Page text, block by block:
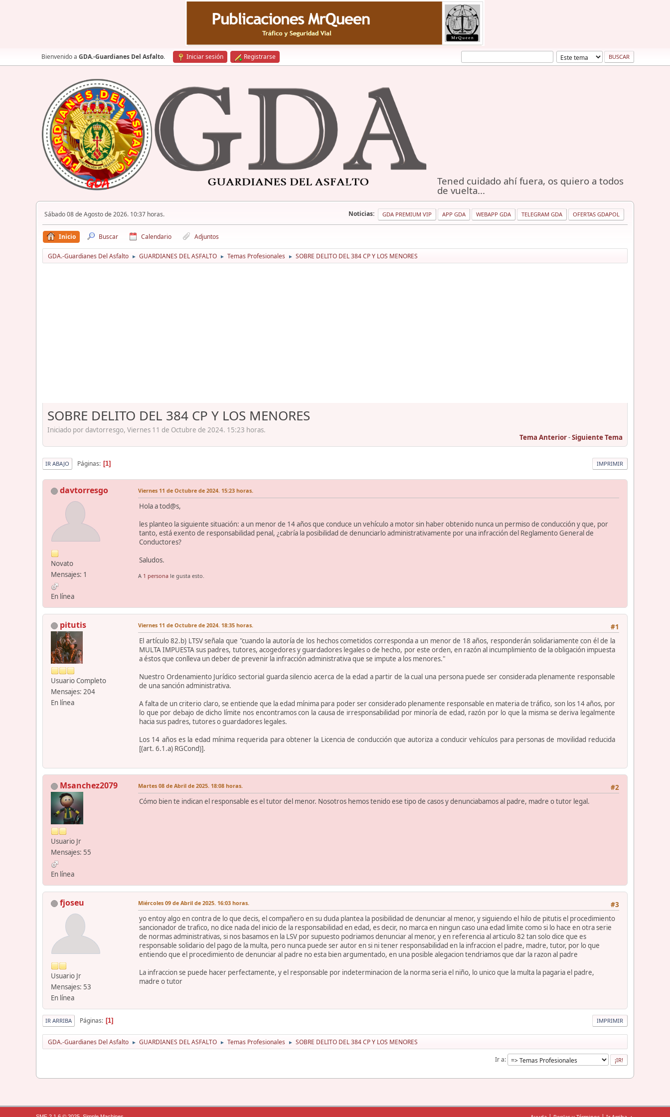
Bienvenido a GDA.-Guardianes Del Asfalto. Iniciar sesión Registrarse
Tened cuidado ahí fuera, os quiero a todos
de vuelta...
Sábado 08 de Agosto de 2026. 10:37 horas. Noticias: GDA PREMIUM VIP APP GDA WEBAPP GDA TELEGRAM GDA OFERTAS GDAPOL
Inicio Buscar Calendario Adjuntos
GDA.-Guardianes Del Asfalto ► GUARDIANES DEL ASFALTO ► Temas Profesionales ► SOBRE DELITO DEL 384 CP Y LOS MENORES
SOBRE DELITO DEL 384 CP Y LOS MENORES
Iniciado por davtorresgo, Viernes 11 de Octubre de 2024. 15:23 horas.
Tema Anterior-Siguiente Tema
IMPRIMIR
IR ABAJO Páginas 1
davtorresgo
Novato
Mensajes: 1
En línea
Viernes 11 de Octubre de 2024. 15:23 horas.
Hola a tod@s,
les planteo la siguiente situación: a un menor de 14 años que conduce un vehículo a motor sin haber obtenido nunca un permiso de conducción y que, por
tanto, está exento de responsabilidad penal, ¿cabría la posibilidad de denunciarlo administrativamente por una infracción del Reglamento General de
Conductores?
Saludos.
A 1 persona le gusta esto.
pitutis
Usuario Completo
Mensajes: 204
En línea
#1
Viernes 11 de Octubre de 2024. 18:35 horas.
El artículo 82.b) LTSV señala que "cuando la autoría de los hechos cometidos corresponda a un menor de 18 años, responderán solidariamente con él de la
MULTA IMPUESTA sus padres, tutores, acogedores y guardadores legales o de hecho, por este orden, en razón al incumplimiento de la obligación impuesta
a éstos que conlleva un deber de prevenir la infracción administrativa que se impute a los menores."
Nuestro Ordenamiento Jurídico sectorial guarda silencio acerca de la edad a partir de la cual una persona puede ser considerada plenamente responsable
de una sanción administrativa.
A falta de un criterio claro, se entiende que la edad mínima para poder ser considerado plenamente responsable en materia de tráfico, son los 14 años, por
lo que por debajo de dicho límite nos encontramos con la causa de irresponsabilidad por minoría de edad, razón por lo que la misma se deriva legalmente
hacia sus padres, tutores o guardadores legales.
Los 14 años es la edad mínima requerida para obtener la Licencia de conducción que autoriza a conducir vehículos para personas de movilidad reducida
[(art. 6.1.a) RGCond)].
Msanchez2079
Usuario Jr
Mensajes: 55
En línea
#2
Martes 08 de Abril de 2025. 18:08 horas.
Cómo bien te indican el responsable es el tutor del menor. Nosotros hemos tenido ese tipo de casos y denunciabamos al padre, madre o tutor legal.
fjoseu
Usuario Jr
Mensajes: 53
En línea
#3
Miércoles 09 de Abril de 2025. 16:03 horas.
yo entoy algo en contra de lo que decis, el compañero en su duda plantea la posibilidad de denunciar al menor, y siguiendo el hilo de pitutis el procedimiento
sancionador de trafico, no dice nada del inicio de la responsabilidad en edad, es decir, no marca en ningun caso una edad limite como si lo hace en otra serie
de normas administrativas, si nos basamos en la LSV por supuesto podriamos denunciar al menor, y en referencia al articulo 82 tan solo dice que es
responsable solidario del pago de la multa, pero nunca puede ser autor en si ni tener responsabilidad en la infraccion el padre, madre, tutor, por lo que
entiendo que el procedimiento de denunciar al padre no esta bien argumentado, en una posible alegacion tendriamos que dar la razon al padre
La infraccion se puede hacer perfectamente, y el responsable por indeterminacion de la norma seria el niño, lo unico que la multa la pagaria el padre,
madre o tutor
IMPRIMIR
IR ARRIBA Páginas 1
GDA.-Guardianes Del Asfalto ► GUARDIANES DEL ASFALTO ► Temas Profesionales ► SOBRE DELITO DEL 384 CP Y LOS MENORES
Ir a